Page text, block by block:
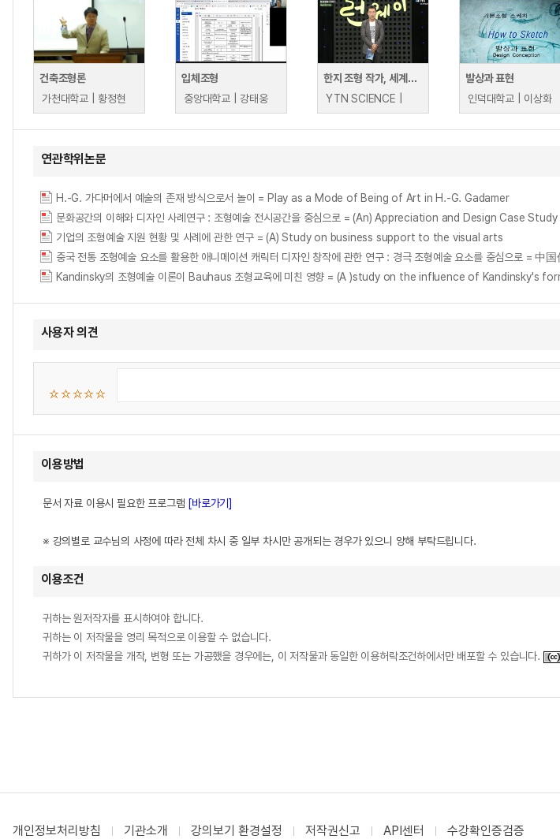
건축조형론
가천대학교 | 황정현
입체조형
중앙대학교 | 강태웅
한지 조형 작가, 세계로 가다! 조성옥, KIC 대표
YTN SCIENCE |
발상과 표현
인덕대학교 | 이상화
연관학위논문
H.-G. 가다머에서 예술의 존재 방식으로서 놀이 = Play as a Mode of Being of Art in H.-G. Gadamer
문화공간의 이해와 디자인 사례연구 : 조형예술 전시공간을 중심으로 = (An) Appreciation and Design
기업의 조형예술 지원 현황 및 사례에 관한 연구 = (A) Study on business support to the visual arts
중국 전통 조형예술 요소를 활용한 애니메이션 캐릭터 디자인 창작에 관한 연구 : 경극 조형예술 요소를 중심으로
Kandinsky의 조형예술 이론이 Bauhaus 조형교육에 미친 영향 = (A )study on the influence of
사용자 의견
이용방법
문서 자료 이용시 필요한 프로그램 [바로가기]
※ 강의별로 교수님의 사정에 따라 전체 차시 중 일부 차시만 공개되는 경우가 있으니 양해 부탁드립니다.
이용조건
귀하는 원저작자를 표시하여야 합니다.
귀하는 이 저작물을 영리 목적으로 이용할 수 없습니다.
귀하가 이 저작물을 개작, 변형 또는 가공했을 경우에는, 이 저작물과 동일한 이용허락조건하에서만 배포할 수 있습니다.
개인정보처리방침 기관소개 강의보기 환경설정 저작권신고 API센터 수강확인증검증